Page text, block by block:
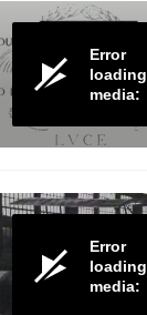
Error
loading
media:
Error
loading
media: